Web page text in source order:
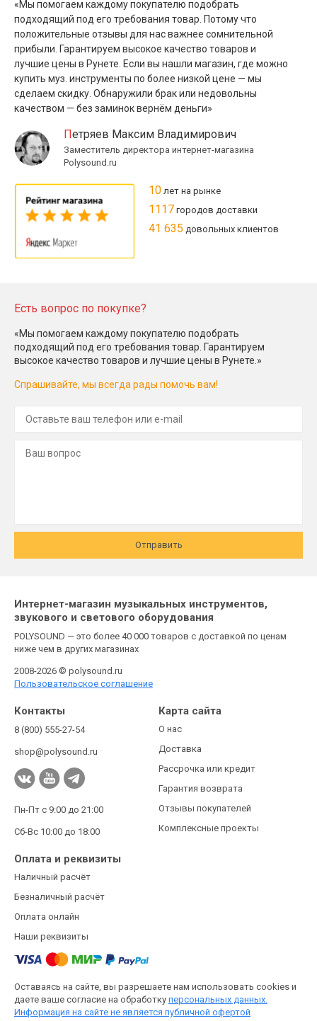
«Мы помогаем каждому покупателю подобрать
подходящий под его требования товар. Потому что
положительные отзывы для нас важнее сомнительной
прибыли. Гарантируем высокое качество товаров и
лучшие цены в Рунете. Если вы нашли магазин, где можно
купить муз. инструменты по более низкой цене — мы
сделаем скидку. Обнаружили брак или недовольны
качеством — без заминок вернём деньги»
Петряев Максим Владимирович
Заместитель директора интернет-магазина
Polysound.ru
10 лет на рынке
1117 городов доставки
41 635 довольных клиентов
Есть вопрос по покупке?
«Мы помогаем каждому покупателю подобрать
подходящий под его требования товар. Гарантируем
высокое качество товаров и лучшие цены в Рунете.»
Спрашивайте, мы всегда рады помочь вам!
Отправить
Интернет-магазин музыкальных инструментов,
звукового и светового оборудования
POLYSOUND — это более 40 000 товаров с доставкой по ценам
ниже чем в других магазинах
2008-2026 © polysound.ru
Пользовательское соглашение
Контакты
8 (800) 555-27-54
shop@polysound.ru
Пн-Пт с 9:00 до 21:00
Сб-Вс 10:00 до 18:00
Карта сайта
О нас
Доставка
Рассрочка или кредит
Гарантия возврата
Отзывы покупателей
Комплексные проекты
Оплата и реквизиты
Наличный расчёт
Безналичный расчёт
Оплата онлайн
Наши реквизиты
Оставаясь на сайте, вы разрешаете нам использовать cookies и
даете ваше согласие на обработку персональных данных.
Информация на сайте не является публичной офертой